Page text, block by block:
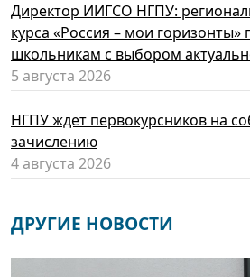
Директор ИИГСО НГПУ:
курса «Россия – мои
школьникам с выбором
5 августа 2026
НГПУ ждет первокурсников на
зачислению
4 августа 2026
ДРУГИЕ НОВОСТИ